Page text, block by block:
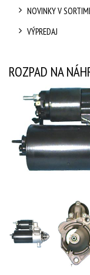
NOVINKY V
VÝPREDAJ
ROZPAD NA